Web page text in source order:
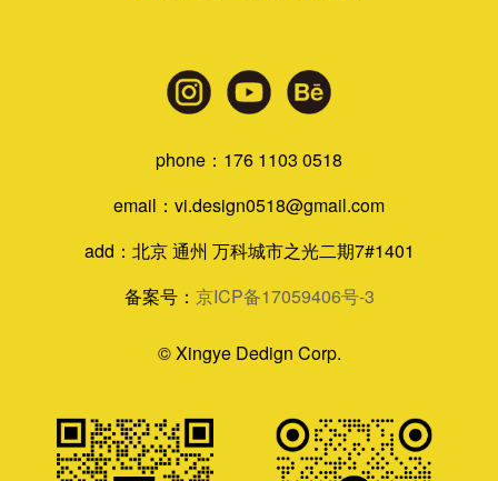
phone：176 1103 0518
email：vi.design0518@gmail.com
add：北京 通州 万科城市之光二期7#1401
备案号： 京ICP备17059406号-3
©Xingye Dedign Corp.